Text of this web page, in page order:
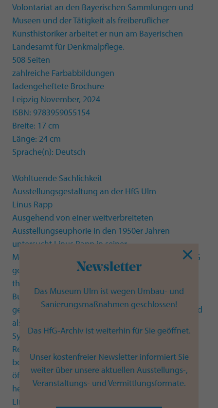
Volontariat an den Bayerischen Sammlungen und
Museen und der Tätigkeit als freiberuflicher
Kunsthistoriker arbeitet er nun am Bayerischen
Landesamt für Denkmalpflege.
508 Seiten
zahlreiche Farbabbildungen
fadengeheftete Brochure
Leipzig November, 2024
ISBN: 9783959055154
Breite: 17 cm
Länge: 24 cm
Sprache(n): Deutsch
Wohltuende Sachlichkeit
Ausstellungsgestaltung an der HfG Ulm
Linus Rapp
Ausgehend von einer weitverbreiteten
Ausstellungseuphorie in den 1950er Jahren
untersucht Linus Rapp in seiner
Monografie Wohltuende Sachlichkeit die an der HfG
geleistete gestalterische Arbeit und deren
theoretische Reflexion. In diesem Sinne deutet das
Buch Ausstellungen als ein in die Öffentlichkeit
getragenes Ergebnis von Gestaltungsprozessen und
als Ausgangspunkt, um über Grundfragen von
Systemen sowie Methoden von Inszenierung und
Repräsentation kritisch nachzudenken. Ein
besonderer Akzent liegt dabei nicht zuletzt auf den
öffentlichen Reaktionen, die diese Ausstellungen
hervorgerufen haben.
Linus Rapp ist Historiker. Er wurde an der Folkwang
Newsletter
Das Museum Ulm ist wegen Umbau- und
Sanierungsmaßnahmen geschlossen!
Das HfG-Archiv ist weiterhin für Sie geöffnet.
Unser kostenfreier Newsletter informiert Sie
weiter über unsere aktuellen Ausstellungs-,
Veranstaltungs- und Vermittlungsformate.